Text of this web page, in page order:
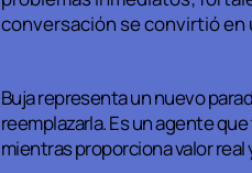
conversación se convirtió en
Buja representa un nuevo
reemplazarla. Es un agente
mientras proporciona valor